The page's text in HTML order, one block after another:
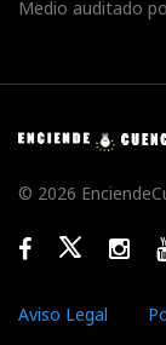
Medio auditado
© 2026
FacebookTwitter
Aviso Legal